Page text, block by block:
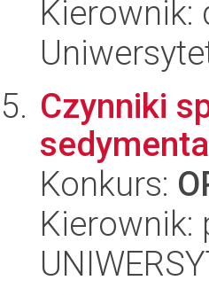
Kierownik:
Czynniki
Konkurs:
Kierownik: